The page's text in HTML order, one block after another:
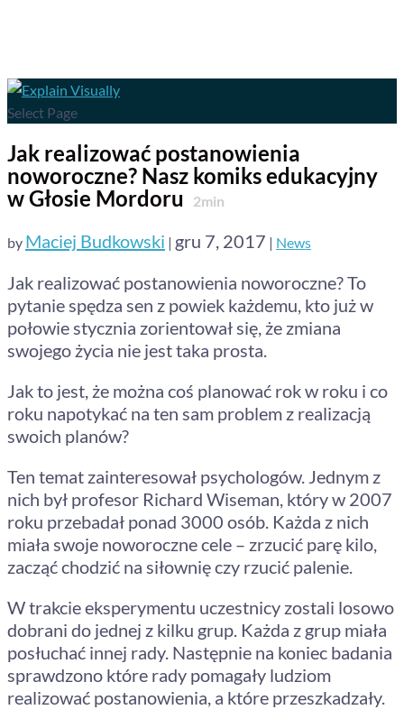
Select Page
Jak realizować postanowienia
noworoczne? Nasz komiks edukacyjny
w Głosie Mordoru
2min
by Maciej Budkowski | gru 7, 2017 | News
Jak realizować postanowienia noworoczne? To
pytanie spędza sen z powiek każdemu, kto już w
połowie stycznia zorientował się, że zmiana
swojego życia nie jest taka prosta.
Jak to jest, że można coś planować rok w roku i co
roku napotykać na ten sam problem z realizacją
swoich planów?
Ten temat zainteresował psychologów. Jednym z
nich był profesor Richard Wiseman, który w 2007
roku przebadał ponad 3000 osób. Każda z nich
miała swoje noworoczne cele – zrzucić parę kilo,
zacząć chodzić na siłownię czy rzucić palenie.
W trakcie eksperymentu uczestnicy zostali losowo
dobrani do jednej z kilku grup. Każda z grup miała
posłuchać innej rady. Następnie na koniec badania
sprawdzono które rady pomagały ludziom
realizować postanowienia, a które przeszkadzały.